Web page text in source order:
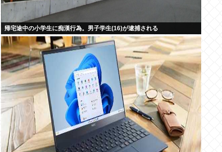
帰宅途中の小学生に痴漢行為。男子学生(16)が逮捕される